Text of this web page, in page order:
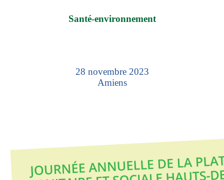
Santé-environnement
28 novembre 2023
Amiens